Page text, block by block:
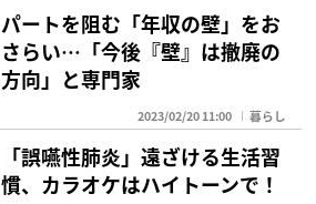
パートを阻む「年収の壁」をお
さらい…「今後『壁』は撤廃の
方向」と専門家
2023/02/20 11:00 暮らし
「誤嚥性肺炎」遠ざける生活習
慣、カラオケはハイトーンで！